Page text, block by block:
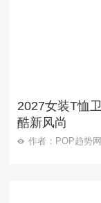
2027女装T恤
酷新风尚
作者：POP趋势网